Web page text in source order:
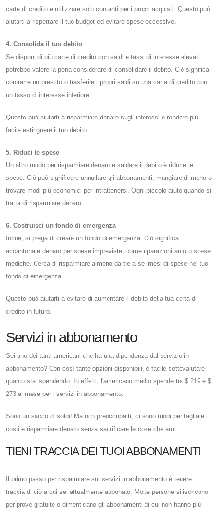
carte di credito e utilizzare solo contanti per i propri acquisti. Questo può
aiutarti a rispettare il tuo budget ed evitare spese eccessive.
4. Consolida il tuo debito
Se disponi di più carte di credito con saldi e tassi di interesse elevati,
potrebbe valere la pena considerare di consolidare il debito. Ciò significa
contrarre un prestito o trasferire i propri saldi su una carta di credito con
un tasso di interesse inferiore.
Questo può aiutarti a risparmiare denaro sugli interessi e rendere più
facile estinguere il tuo debito.
5. Riduci le spese
Un altro modo per risparmiare denaro e saldare il debito è ridurre le
spese. Ciò può significare annullare gli abbonamenti, mangiare di meno o
trovare modi più economici per intrattenersi. Ogni piccolo aiuto quando si
tratta di risparmiare denaro.
6. Costruisci un fondo di emergenza
Infine, si prega di creare un fondo di emergenza. Ciò significa
accantonare denaro per spese impreviste, come riparazioni auto o spese
mediche. Cerca di risparmiare almeno da tre a sei mesi di spese nel tuo
fondo di emergenza.
Questo può aiutarti a evitare di aumentare il debito della tua carta di
credito in futuro.
Servizi in abbonamento
Sei uno dei tanti americani che ha una dipendenza dal servizio in
abbonamento? Con così tante opzioni disponibili, è facile sottovalutare
quanto stai spendendo. In effetti, l'americano medio spende tra $ 219 e $
273 al mese per i servizi in abbonamento.
Sono un sacco di soldi! Ma non preoccuparti, ci sono modi per tagliare i
costi e risparmiare denaro senza sacrificare le cose che ami.
TIENI TRACCIA DEI TUOI ABBONAMENTI
Il primo passo per risparmiare sui servizi in abbonamento è tenere
traccia di ciò a cui sei attualmente abbonato. Molte persone si iscrivono
per prove gratuite o dimenticano gli abbonamenti di cui non hanno più